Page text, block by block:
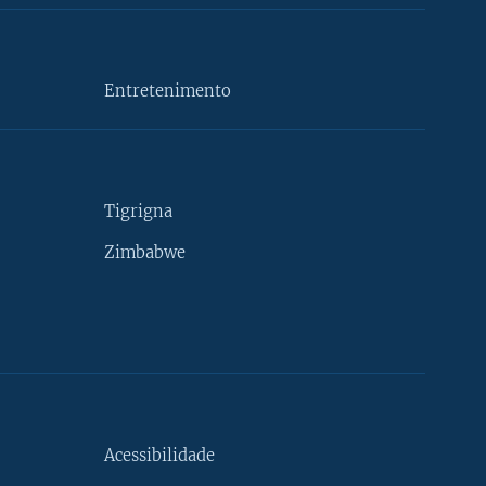
Entretenimento
Tigrigna
Zimbabwe
Acessibilidade